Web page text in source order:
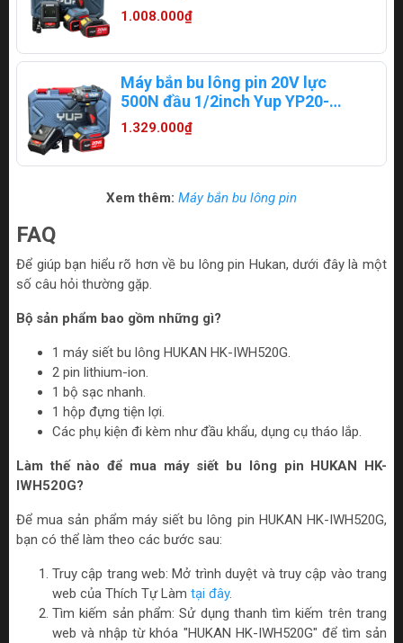
1.008.000₫
Máy bắn bu lông pin 20V lực
500N đầu 1/2inch Yup YP20-
W500M
1.329.000₫
Xem thêm: Máy bắn bu lông pin
FAQ
Để giúp bạn hiểu rõ hơn về bu lông pin Hukan, dưới đây là một
số câu hỏi thường gặp.
Bộ sản phẩm bao gồm những gì?
1 máy siết bu lông HUKAN HK-IWH520G.
2 pin lithium-ion.
1 bộ sạc nhanh.
1 hộp đựng tiện lợi.
Các phụ kiện đi kèm như đầu khẩu, dụng cụ tháo lắp.
Làm thế nào để mua máy siết bu lông pin HUKAN HK-
IWH520G?
Để mua sản phẩm máy siết bu lông pin HUKAN HK-IWH520G,
bạn có thể làm theo các bước sau:
Truy cập trang web: Mở trình duyệt và truy cập vào trang
web của Thích Tự Làm tại đây.
Tìm kiếm sản phẩm: Sử dụng thanh tìm kiếm trên trang
web và nhập từ khóa "HUKAN HK-IWH520G" để tìm sản